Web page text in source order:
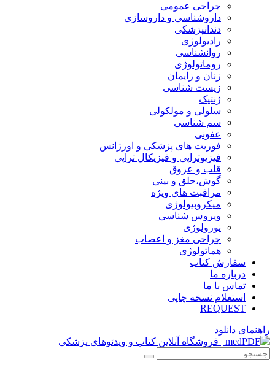
جراحی عمومی
داروشناسی و داروسازی
دندانپزشکی
رادیولوژی
روانشناسی
روماتولوژی
زنان و زایمان
زیست شناسی
ژنتیک
سلولی و مولکولی
سم شناسی
عفونی
فوریت های پزشکی و اورژانس
فیزیوتراپی و فیزیکال تراپی
قلب و عروق
گوش،حلق و بینی
مراقبت های ویژه
میکروبیولوژی
ویروس شناسی
نورولوژی
جراحی مغز و اعصاب
هماتولوژی
سفارش کتاب
درباره ما
تماس با ما
استعلام نسخه چاپی
REQUEST
راهنمای دانلود